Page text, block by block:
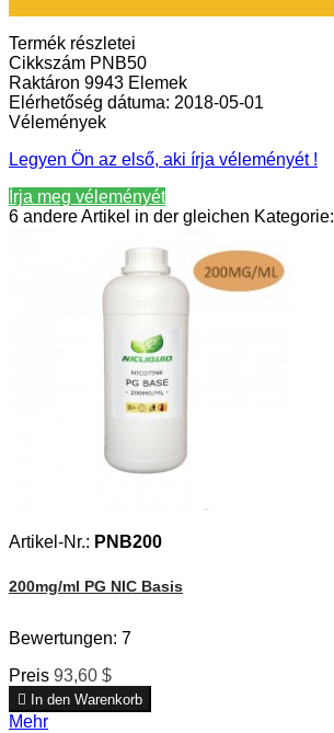
Termék részletei
Cikkszám PNB50
Raktáron 9943 Elemek
Elérhetőség dátuma: 2018-05-01
Vélemények
Legyen Ön az első, aki írja véleményét !
Írja meg véleményét
6 andere Artikel in der gleichen Kategorie:
Artikel-Nr.: PNB200
200mg/ml PG NIC Basis
Bewertungen: 7
Preis 93,60 $
 In den Warenkorb
Mehr